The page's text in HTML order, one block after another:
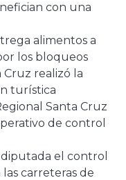
con una
alimentos a
los bloqueos
Cruz realizó la
turística
Santa Cruz
de control
el control
carreteras de